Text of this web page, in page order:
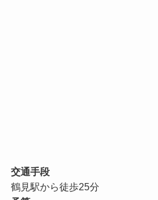
交通手段
鶴見駅から徒歩25分